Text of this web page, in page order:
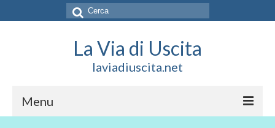
Cerca:
La Via di Uscita
laviadiuscita.net
Menu